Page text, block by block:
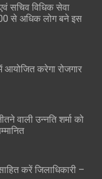
सचिव विधिक सेवा
से अधिक लोग बने इस
आयोजित करेगा रोजगार
वाली उन्नति शर्मा को
करें जिलाधिकारी –